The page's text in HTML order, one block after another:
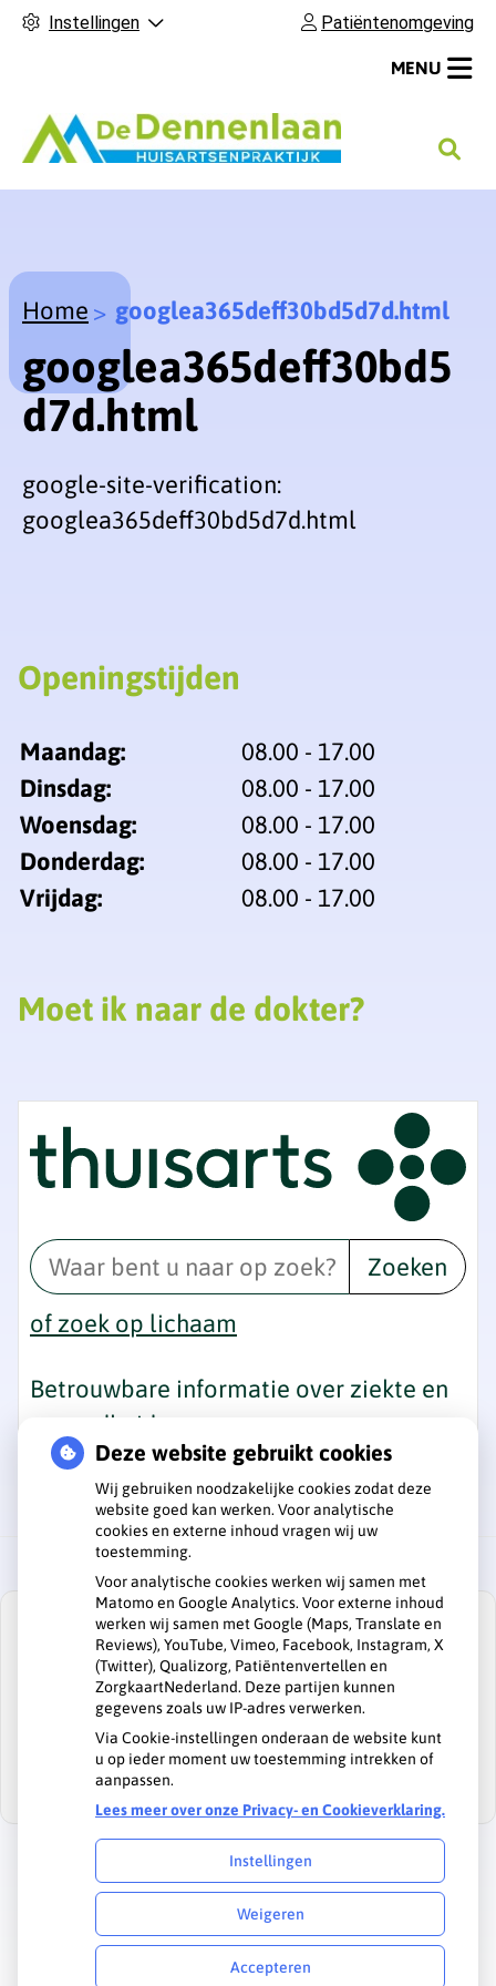
Instellingen Patiëntenomgeving
H
o
m
n
u
MENU
Home googlea365deff30bd5d7d.html
googlea365deff30bd5
d7d.html
google-site-verification:
googlea365deff30bd5d7d.html
Openingstijden
Maandag:
08.00 - 17.00
Dinsdag:
08.00 - 17.00
Woensdag:
08.00 - 17.00
Donderdag:
08.00 - 17.00
Vrijdag:
08.00 - 17.00
Moet ik naar de dokter?
Zoeken
of zoek op lichaam
Betrouwbare informatie over ziekte en
gezondheid
U heeft geen toestemming gegeven voor
externe inhoud die nodig is om dit te
zien.
Cookie-instellingen wijzigen
Cookie-instellingen
Deze website gebruikt cookies
Wij gebruiken noodzakelijke cookies zodat deze
website goed kan werken. Voor analytische
cookies en externe inhoud vragen wij uw
toestemming.
Voor analytische cookies werken wij samen met
Matomo en Google Analytics. Voor externe inhoud
werken wij samen met Google (Maps, Translate en
Reviews), YouTube, Vimeo, Facebook, Instagram, X
(Twitter), Qualizorg, Patiëntenvertellen en
ZorgkaartNederland. Deze partijen kunnen
gegevens zoals uw IP-adres verwerken.
Via Cookie-instellingen onderaan de website kunt
u op ieder moment uw toestemming intrekken of
aanpassen.
Lees meer over onze Privacy- en Cookieverklaring.
Instellingen
Weigeren
Accepteren